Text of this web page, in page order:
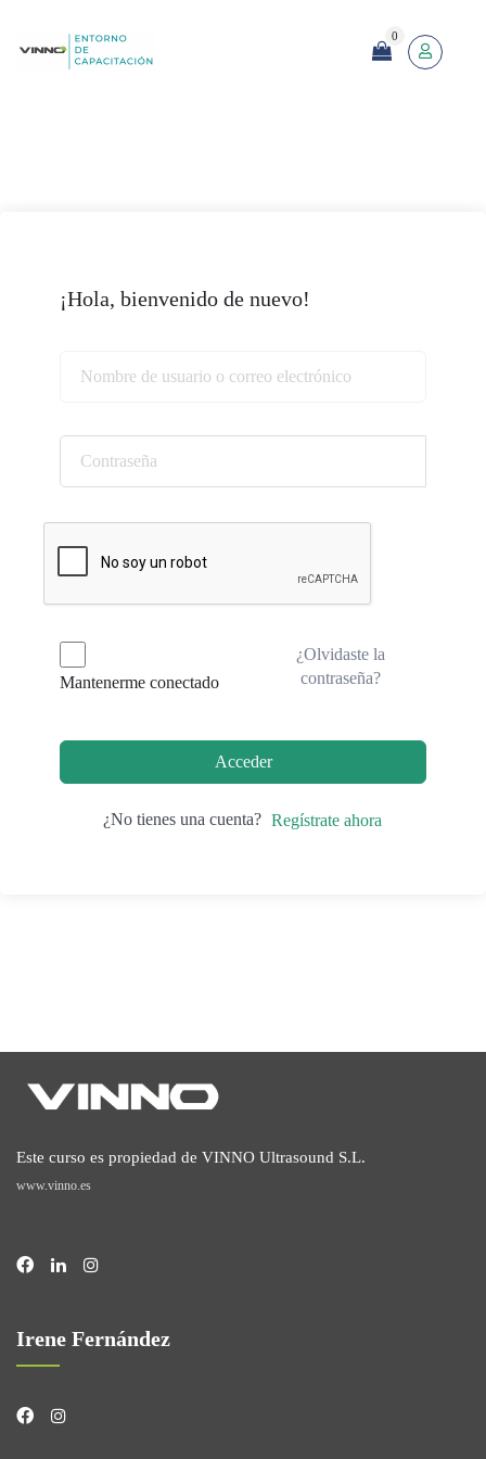
0
¡Hola, bienvenido de nuevo!
Mantenerme conectado
¿Olvidaste la
contraseña?
Acceder
¿No tienes una cuenta? Regístrate ahora
Este curso es propiedad de VINNO Ultrasound S.L.
www.vinno.es
Irene Fernández